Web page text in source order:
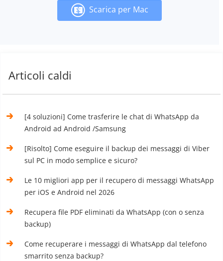
Scarica per Mac
Articoli caldi
[4 soluzioni] Come trasferire le chat di WhatsApp da
Android ad Android /Samsung
[Risolto] Come eseguire il backup dei messaggi di Viber
sul PC in modo semplice e sicuro?
Le 10 migliori app per il recupero di messaggi WhatsApp
per iOS e Android nel 2026
Recupera file PDF eliminati da WhatsApp (con o senza
backup)
Come recuperare i messaggi di WhatsApp dal telefono
smarrito senza backup?